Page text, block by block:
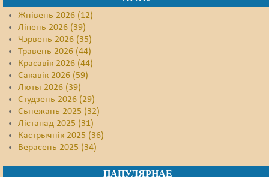
Жнівень 2026 (12)
Ліпень 2026 (39)
Чэрвень 2026 (35)
Травень 2026 (44)
Красавік 2026 (44)
Сакавік 2026 (59)
Люты 2026 (39)
Студзень 2026 (29)
Сьнежань 2025 (32)
Лістапад 2025 (31)
Кастрычнік 2025 (36)
Верасень 2025 (34)
ПАПУЛЯРНАЕ